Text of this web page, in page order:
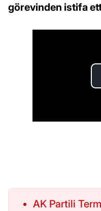
görevinden istifa
AK Partili